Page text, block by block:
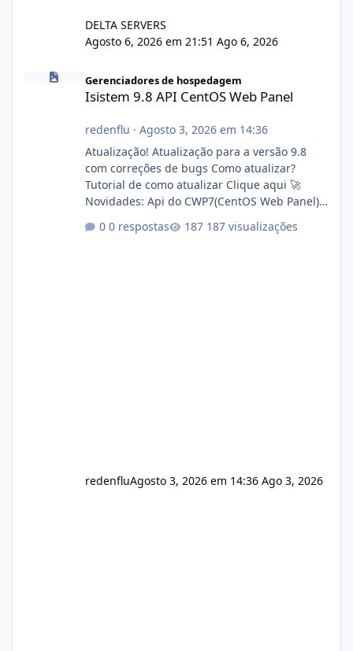
DELTA SERVERS
Agosto 6, 2026 em 21:51 Ago 6, 2026
Isistem 9.8 API CentOS Web Panel
Gerenciadores de hospedagem
Isistem 9.8 API CentOS Web Panel
redenflu · Agosto 3, 2026 em 14:36
Atualização! Atualização para a versão 9.8
com correções de bugs Como atualizar?
Tutorial de como atualizar Clique aqui 🚀
Novidades: Api do CWP7(CentOS Web Panel)
autorizado a usasr o isistem:
0 respostas 187 visualizações
redenfluAgosto 3, 2026 em 14:36 Ago 3, 2026